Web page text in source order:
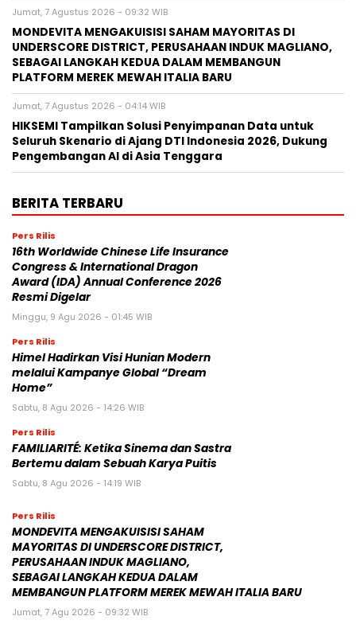
Jumat, 7 Agustus 2026 - 09:32 WIB
MONDEVITA MENGAKUISISI SAHAM MAYORITAS DI
UNDERSCORE DISTRICT, PERUSAHAAN INDUK MAGLIANO,
SEBAGAI LANGKAH KEDUA DALAM MEMBANGUN
PLATFORM MEREK MEWAH ITALIA BARU
Jumat, 7 Agustus 2026 - 04:14 WIB
HIKSEMI Tampilkan Solusi Penyimpanan Data untuk
Seluruh Skenario di Ajang DTI Indonesia 2026, Dukung
Pengembangan AI di Asia Tenggara
BERITA TERBARU
Pers Rilis
16th Worldwide Chinese Life Insurance
Congress & International Dragon
Award (IDA) Annual Conference 2026
Resmi Digelar
Minggu, 9 Agu 2026 - 01:45 WIB
Pers Rilis
Himel Hadirkan Visi Hunian Modern
melalui Kampanye Global “Dream
Home”
Sabtu, 8 Agu 2026 - 14:26 WIB
Pers Rilis
FAMILIARITÉ: Ketika Sinema dan Sastra
Bertemu dalam Sebuah Karya Puitis
Sabtu, 8 Agu 2026 - 14:19 WIB
Pers Rilis
MONDEVITA MENGAKUISISI SAHAM
MAYORITAS DI UNDERSCORE DISTRICT,
PERUSAHAAN INDUK MAGLIANO,
SEBAGAI LANGKAH KEDUA DALAM
MEMBANGUN PLATFORM MEREK MEWAH ITALIA BARU
Jumat, 7 Agu 2026 - 09:32 WIB